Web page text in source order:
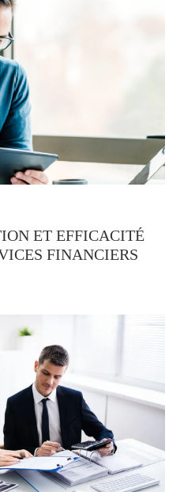
ET EFFICACITÉ
FINANCIERS